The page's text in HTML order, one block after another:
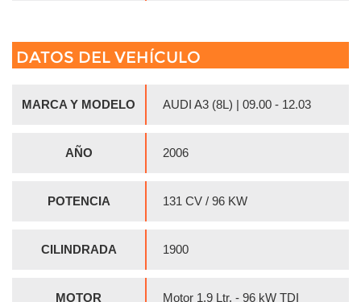
DATOS DEL VEHÍCULO
MARCA Y MODELO AUDI A3 (8L) | 09.00 - 12.03
AÑO 2006
POTENCIA 131 CV / 96 KW
CILINDRADA 1900
MOTOR Motor 1,9 Ltr. - 96 kW TDI